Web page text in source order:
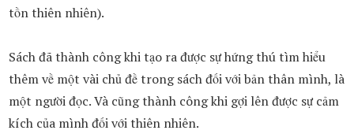
tồn thiên nhiên).
Sách đã thành công khi tạo ra được sự hứng thú tìm hiểu
thêm về một vài chủ đề trong sách đối với bản thân mình, là
một người đọc. Và cũng thành công khi gợi lên được sự cảm
kích của mình đối với thiên nhiên.